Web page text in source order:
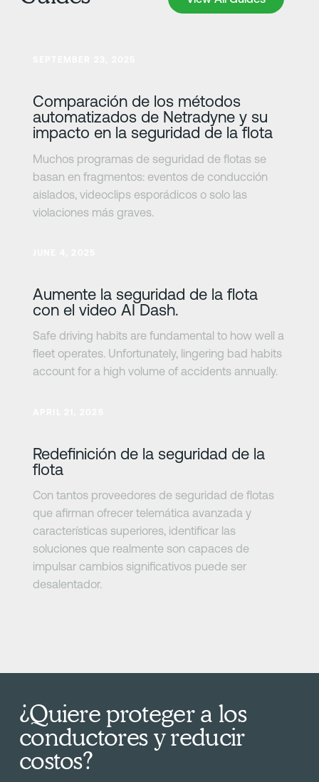
Comparación de los métodos
automatizados de Netradyne y su
impacto en la seguridad de la flota
Muchos programas de seguridad de flotas se
basan en fragmentos: eventos de conducción
aislados, videoclips esporádicos o solo las
violaciones más graves.
Aumente la seguridad de la flota
con el video AI Dash.
Safe driving habits are fundamental to how well a
fleet operates. Unfortunately, lingering bad habits
account for a high volume of accidents annually.
Redefinición de la seguridad de la
flota
Con tantos proveedores de seguridad de flotas
que afirman ofrecer telemática avanzada y
características superiores, identificar las
soluciones que realmente son capaces de
impulsar cambios significativos puede ser
desalentador.
¿Quiere proteger a los
conductores y reducir
costos?